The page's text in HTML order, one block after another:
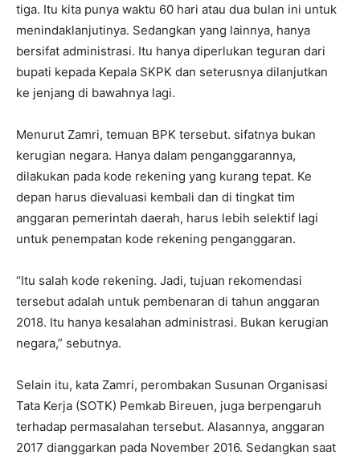
tiga. Itu kita punya waktu 60 hari atau dua bulan ini untuk
menindaklanjutinya. Sedangkan yang lainnya, hanya
bersifat administrasi. Itu hanya diperlukan teguran dari
bupati kepada Kepala SKPK dan seterusnya dilanjutkan
ke jenjang di bawahnya lagi.
Menurut Zamri, temuan BPK tersebut. sifatnya bukan
kerugian negara. Hanya dalam penganggarannya,
dilakukan pada kode rekening yang kurang tepat. Ke
depan harus dievaluasi kembali dan di tingkat tim
anggaran pemerintah daerah, harus lebih selektif lagi
untuk penempatan kode rekening penganggaran.
“Itu salah kode rekening. Jadi, tujuan rekomendasi
tersebut adalah untuk pembenaran di tahun anggaran
2018. Itu hanya kesalahan administrasi. Bukan kerugian
negara,” sebutnya.
Selain itu, kata Zamri, perombakan Susunan Organisasi
Tata Kerja (SOTK) Pemkab Bireuen, juga berpengaruh
terhadap permasalahan tersebut. Alasannya, anggaran
2017 dianggarkan pada November 2016. Sedangkan saat